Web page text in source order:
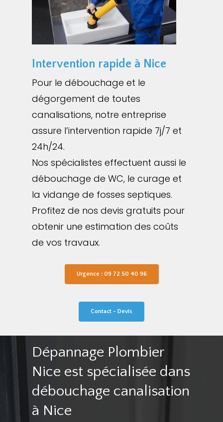
Intervention rapide à Nice
Pour le débouchage et le
dégorgement de toutes
canalisations, notre entreprise
assure l’intervention rapide 7j/7 et
24h/24.
Nos spécialistes effectuent aussi le
débouchage de WC, le curage et
la vidange de fosses septiques.
Profitez de nos devis gratuits pour
obtenir une estimation des coûts
de vos travaux.
Urgence : 09 72 50 40 96
Contact - Devis
Dépannage Plombier
Nice est spécialisée dans
débouchage canalisation
à Nice